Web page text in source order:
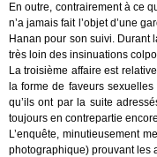
En outre, contrairement à ce
n’a jamais fait l’objet d’une
Hanan pour son suivi. Durant
très loin des insinuations
La troisième affaire est
la forme de faveurs
qu’ils ont par la suite
toujours en contrepartie
L’enquête, minutieusement
photographique) prouvant les